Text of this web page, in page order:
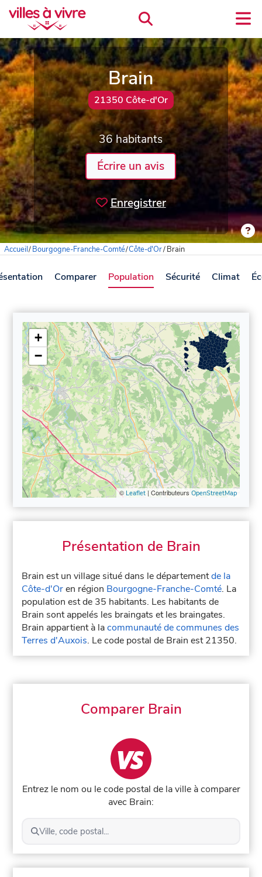
Brain
21350 Côte-d'Or
36 habitants
Écrire un avis
Enregistrer
Accueil/Bourgogne-Franche-Comté/Côte-d'Or/Brain
Comparer Population Sécurité Climat
+
−
© Leaflet| Contributeurs OpenStreetMap
Présentation de Brain
Brain est un village situé dans le départementde la
Côte-d'Oren région Bourgogne-Franche-Comté. La
population est de 35 habitants. Les habitants de
Brain sont appelés les braingats et les braingates.
Brain appartient à lacommunauté de communes des
Terres d'Auxois. Le code postal de Brain est 21350.
Comparer Brain
Entrez le nom ou le code postal de la ville à comparer
avec Brain:
Ville, code postal...